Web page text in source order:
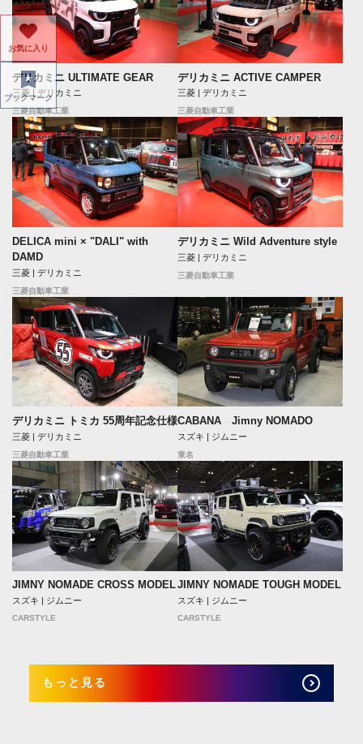
デリカミニ ULTIMATE GEAR
三菱 | デリカミニ
三菱自動車工業
デリカミニ ACTIVE CAMPER
三菱 | デリカミニ
三菱自動車工業
DELICA mini × "DALI" with
DAMD
三菱 | デリカミニ
三菱自動車工業
デリカミニ Wild Adventure style
三菱 | デリカミニ
三菱自動車工業
デリカミニ トミカ 55周年記念仕様
三菱 | デリカミニ
三菱自動車工業
CABANA Jimny NOMADO
スズキ | ジムニー
東名
JIMNY NOMADE CROSS MODEL
スズキ | ジムニー
CARSTYLE
JIMNY NOMADE TOUGH MODEL
スズキ | ジムニー
CARSTYLE
もっと見る
お気に入り
ブックマーク